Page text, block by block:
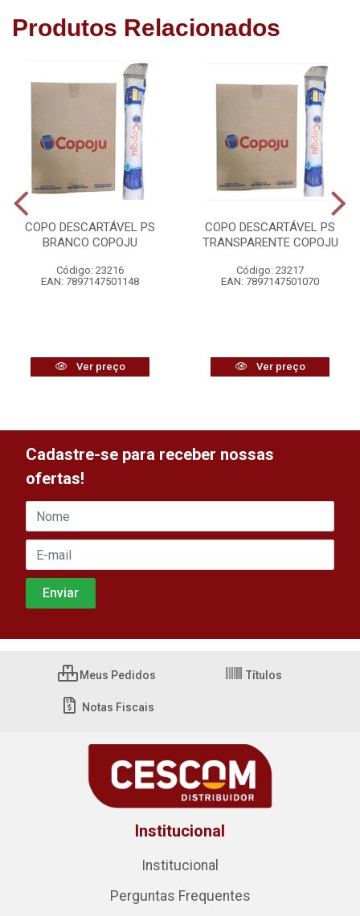
Produtos Relacionados
COPO DESCARTÁVEL PS
BRANCO COPOJU
Código: 23216
EAN: 7897147501148
Ver preço
COPO DESCARTÁVEL PS
TRANSPARENTE COPOJU
Código: 23217
EAN: 7897147501070
Ver preço
Cadastre-se para receber nossas
ofertas!
Meus Pedidos Títulos
Notas Fiscais
Institucional
Institucional
Perguntas Frequentes